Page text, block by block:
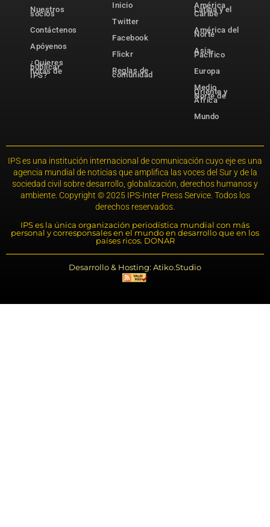
Nuestros
socios
Contáctenos
Apóyenos
¿Quieres
publicar
notas de
IPS?
Inicio
Twitter
Facebook
Flickr
Reglas de
comunidad
América
Latina y el
Caribe
América del
Norte
Asia-
Pacífico
Europa
Medio
Oriente y
Norte de
África
Mundo
IPS es una institución internacional de comunicación cuyo eje es una
agencia mundial de noticias que amplifica las voces del Sur y de la
sociedad civil sobre desarrollo, globalización, derechos humanos y
ambiente. Copyright © 2025 IPS-Inter Press Service. Todos los
derechos reservados.
IPS es la única organización periodística mundial con más
personal y corresponsales en el mundo en desarrollo que en los
países ricos. DONAR
Desarrollo & Hosting: Atiko.Studio